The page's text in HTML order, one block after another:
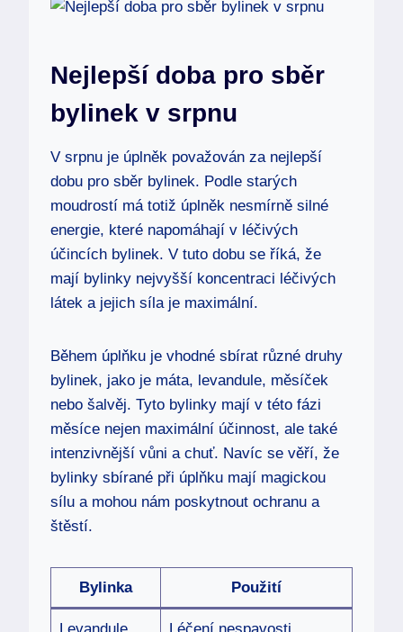
Nejlepší doba pro sběr
bylinek v srpnu
V srpnu je úplněk považován za nejlepší
dobu pro sběr bylinek. Podle starých
moudrostí má totiž úplněk nesmírně silné
energie, které napomáhají v léčivých
účincích bylinek. V tuto dobu se říká, že
mají bylinky nejvyšší koncentraci léčivých
látek a jejich síla je maximální.
Během úplňku je vhodné sbírat různé druhy
bylinek, jako je máta, levandule, měsíček
nebo šalvěj. Tyto bylinky mají v této fázi
měsíce nejen maximální účinnost, ale také
intenzivnější vůni a chuť. Navíc se věří, že
bylinky sbírané při úplňku mají magickou
sílu a mohou nám poskytnout ochranu a
štěstí.
Bylinka Použití
Levandule Léčení nespavosti